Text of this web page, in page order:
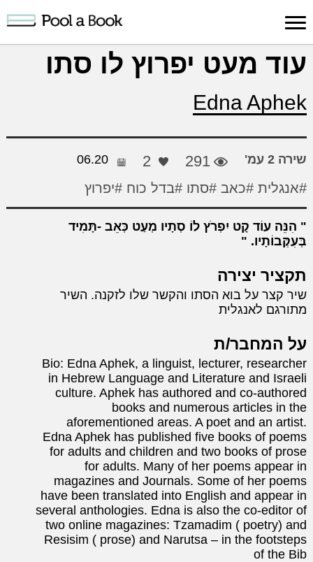
כניסה למערכת
פרסום
יצירה
חיפוש
יצירה
עוד מעט יפרוץ לו סתו
Edna Aphek
שירה 2 עמ' 291
2
06.20
#אנגלית #כאב #סתו #בדל כוח #יפרוץ
הִנֵּה עוֹד קָט יִפְרֹץ לוֹ סְתָיו מְעַט כְּאֵב -תָּמִיד
בְּעִקְּבוֹתָיו.
תקציר יצירה
שיר קצר על בוא הסתו והקשר שלו לזקנה. השיר
מתורגם לאנגלית
על המחבר/ת
Bio: Edna Aphek, a linguist, lecturer, researcher
in Hebrew Language and Literature and Israeli
culture. Aphek has authored and co-authored
books and numerous articles in the
aforementioned areas. A poet and an artist.
Edna Aphek has published five books of poems
for adults and children and two books of prose
for adults. Many of her poems appear in
magazines and Journals. Some of her poems
have been translated into English and appear in
several anthologies. Edna is also the co-editor of
two online magazines: Tzamadim ( poetry) and
Resisim ( prose) and Narutsa – in the footsteps
of the Bib